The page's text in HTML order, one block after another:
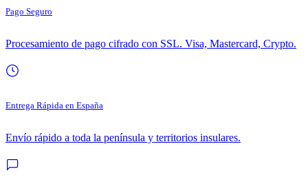
Pago Seguro
Procesamiento de pago cifrado con SSL. Visa, Mastercard, Crypto.
Entrega Rápida en España
Envío rápido a toda la península y territorios insulares.